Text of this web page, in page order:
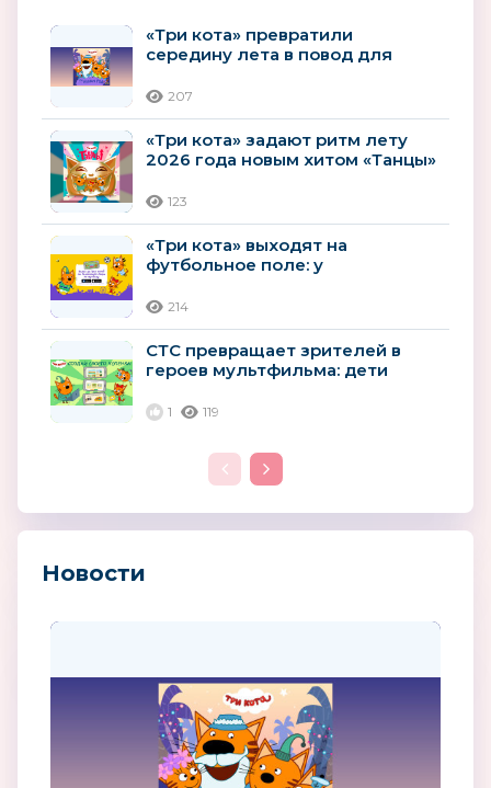
«Три кота» превратили
середину лета в повод для
207
«Три кота» задают ритм лету
2026 года новым хитом «Танцы»
123
«Три кота» выходят на
футбольное поле: у
появилась новая...
214
СТС превращает зрителей в
героев мультфильма: дети
в новых...
1 119
Новости